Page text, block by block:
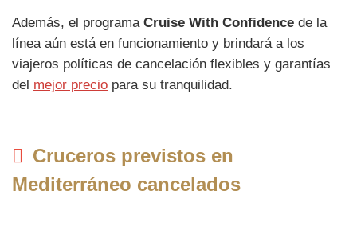
Además, el programa Cruise With Confidence de la
línea aún está en funcionamiento y brindará a los
viajeros políticas de cancelación flexibles y garantías
del mejor precio para su tranquilidad.
Cruceros previstos en
Mediterráneo cancelados